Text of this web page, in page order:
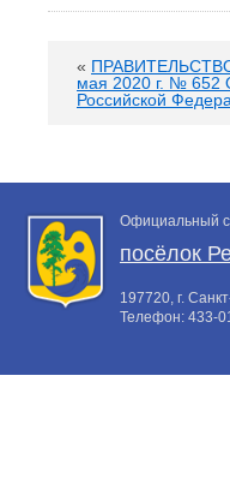
«
мая 2020 г. № 652
Российской
Официальный
посёлок
197720, г.
Телефон: 433-